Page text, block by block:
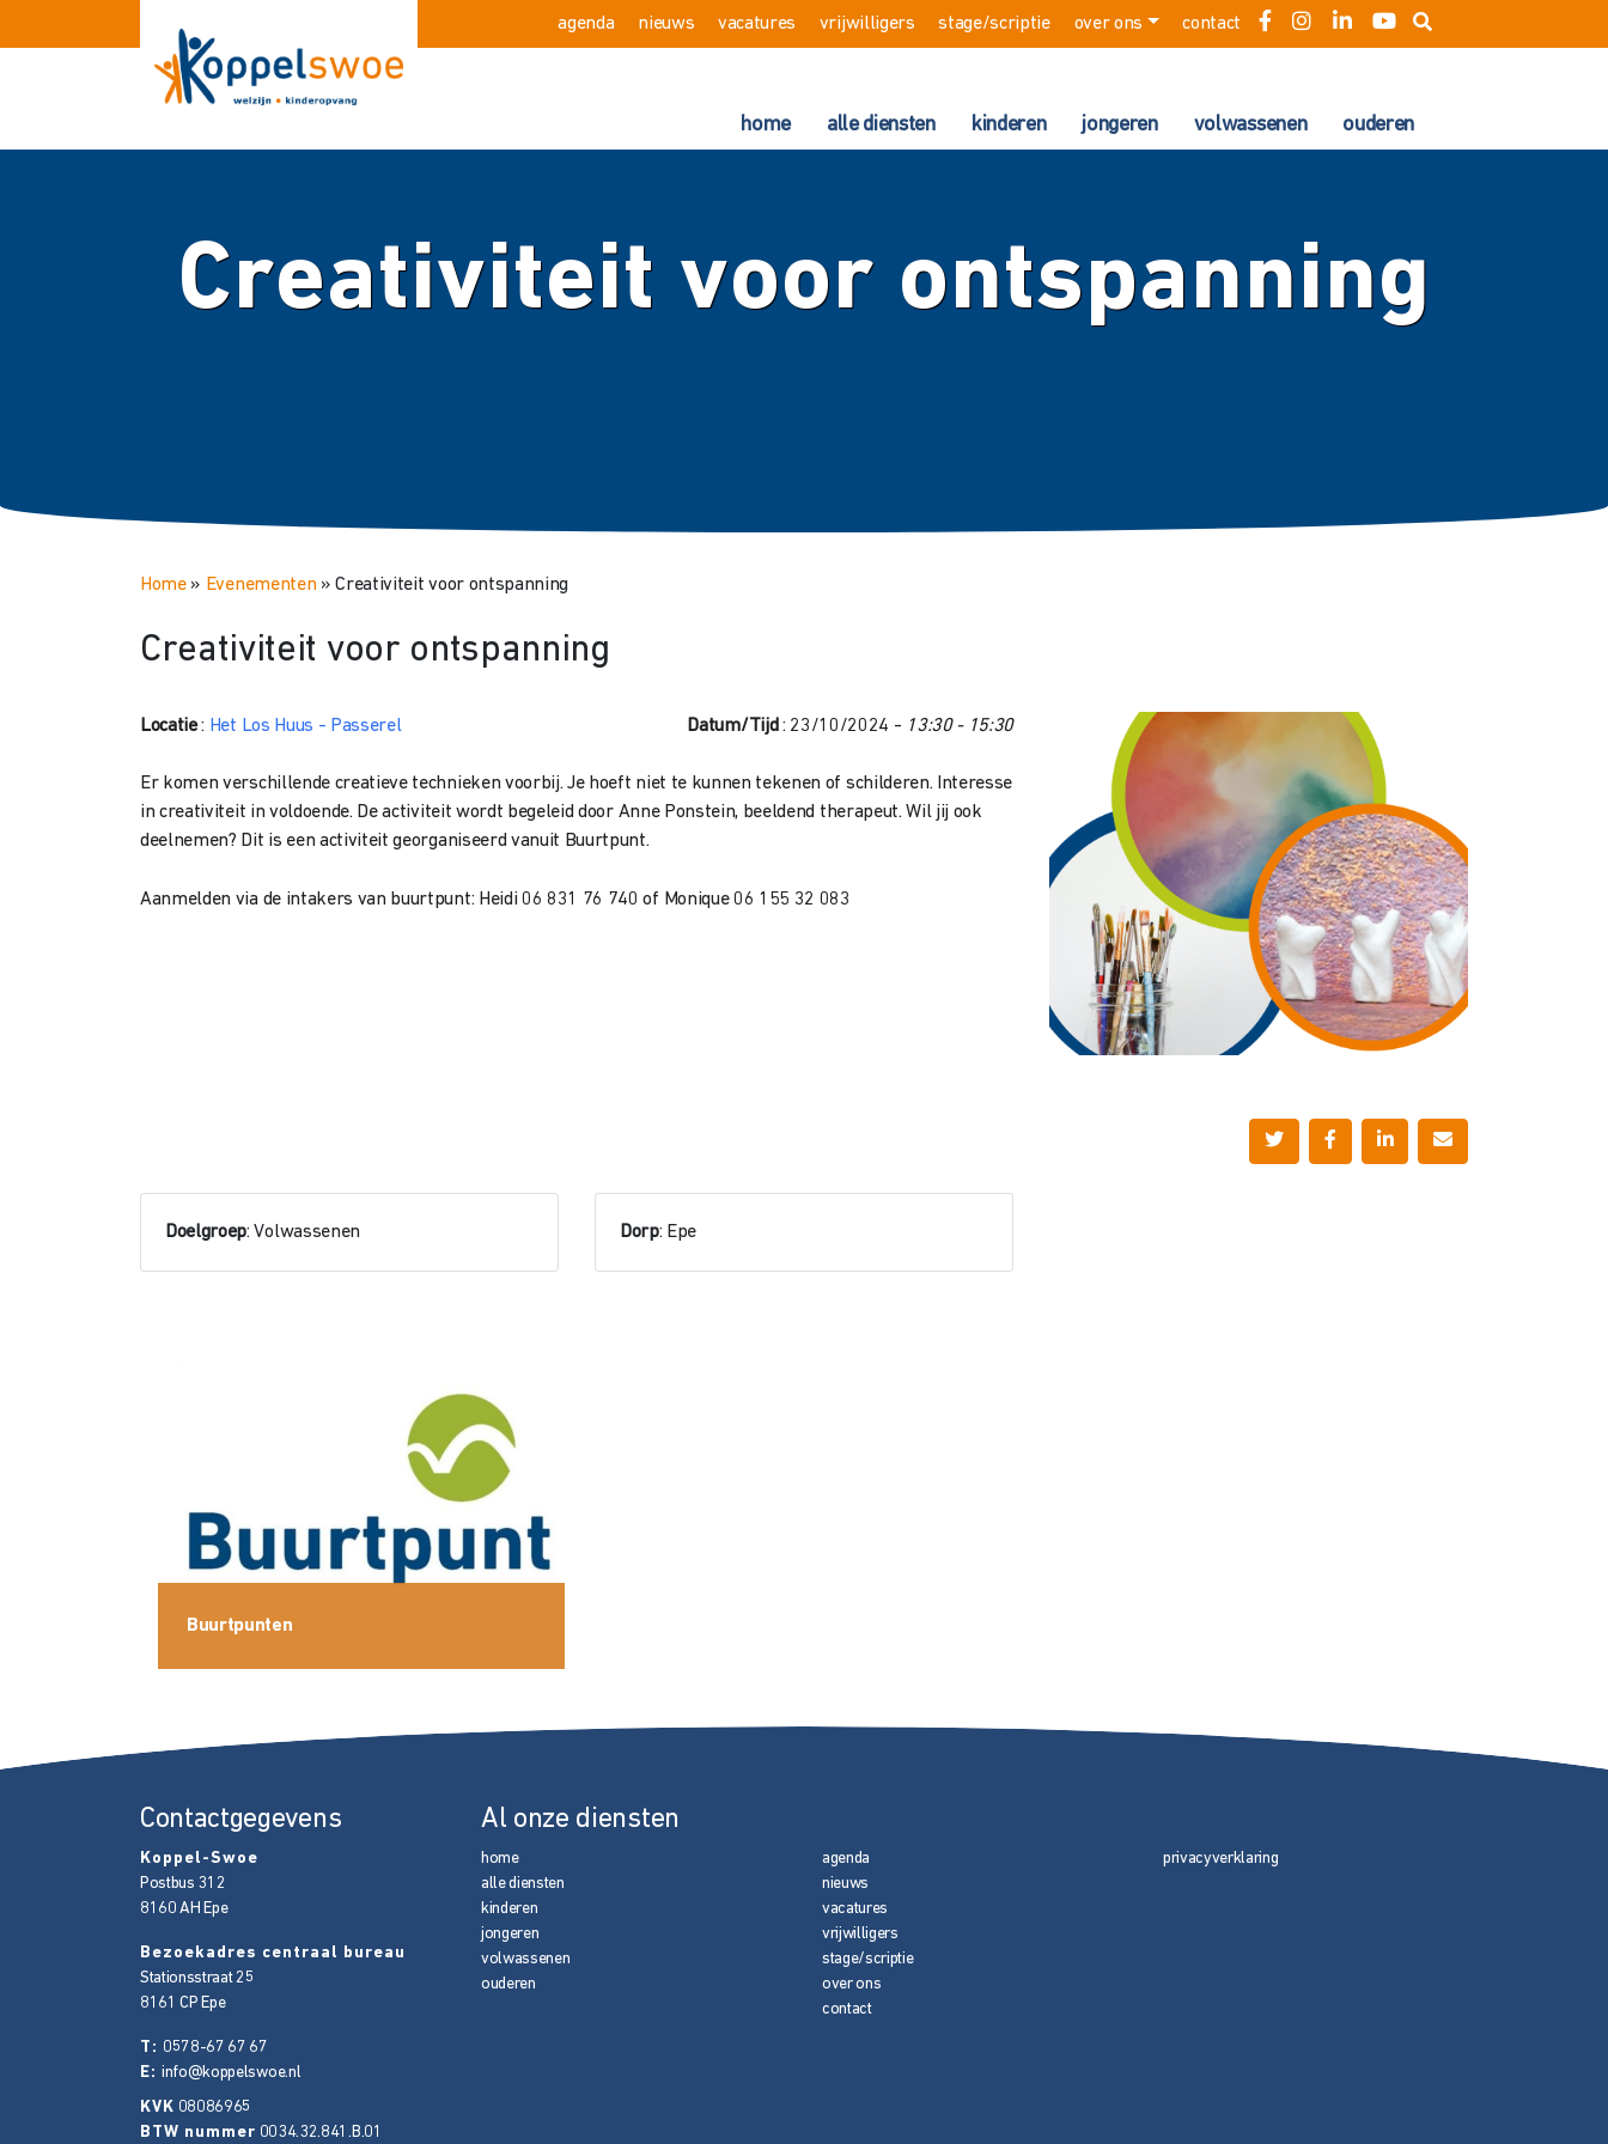
agenda nieuws vacatures vrijwilligers stage/scriptie over ons contact
home alle diensten kinderen jongeren volwassenen ouderen
Creativiteit voor ontspanning
Home» Evenementen»Creativiteit voor ontspanning
Creativiteit voor ontspanning
Locatie: Het Los Huus - Passerel Datum/Tijd : 23/10/2024 - 13:30 - 15:30
Er komen verschillende creatieve technieken voorbij. Je hoeft niet te kunnen tekenen of schilderen. Interesse
in creativiteit in voldoende. De activiteit wordt begeleid door Anne Ponstein, beeldend therapeut. Wil jij ook
deelnemen? Dit is een activiteit georganiseerd vanuit Buurtpunt.
Aanmelden via de intakers van buurtpunt: Heidi 06 831 76 740 of Monique 06 155 32 083
Doelgroep: Volwassenen Dorp: Epe
Buurtpunten
Contactgegevens
Koppel-Swoe
Postbus 312
8160 AH Epe
Bezoekadres centraal bureau
Stationsstraat 25
8161 CP Epe
T: 0578-67 67 67
E: info@koppelswoe.nl
KVK 08086965
BTW nummer 0034.32.841.B.01
Al onze diensten
home
alle diensten
kinderen
jongeren
volwassenen
ouderen
agenda
nieuws
vacatures
vrijwilligers
stage/scriptie
over ons
contact
privacyverklaring